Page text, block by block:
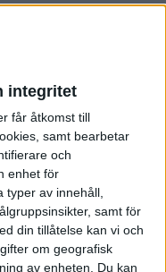
integritet
får åtkomst till
samt bearbetar
och
enhet för
typer av innehåll,
samt för
din tillåtelse kan vi och
om geografisk
av enheten. Du kan